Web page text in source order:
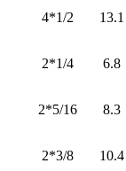
4*1/2 13.1
2*1/4 6.8
2*5/16 8.3
2*3/8 10.4